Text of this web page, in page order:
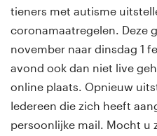
tieners met autisme
coronamaatregelen. Deze
november naar dinsdag 1
avond ook dan niet live
online plaats. Opnieuw
Iedereen die zich heeft
persoonlijke mail. Mocht u